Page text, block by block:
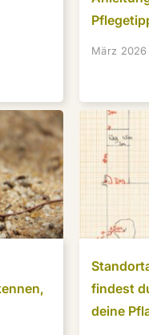
März 2026
findest
deine